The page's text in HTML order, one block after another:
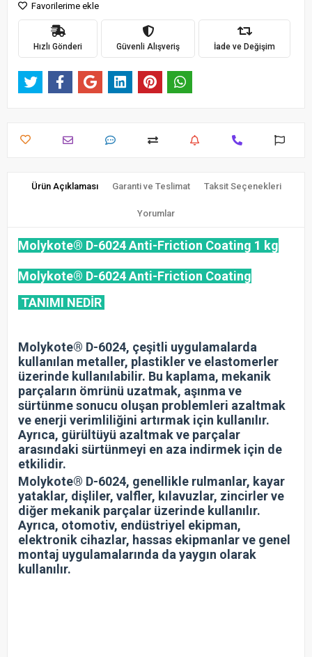
Favorilerime ekle
Hızlı Gönderi Güvenli Alışveriş İade ve Değişim
Ürün Açıklaması Garanti ve Teslimat Taksit Seçenekleri
Yorumlar
Molykote® D-6024 Anti-Friction Coating 1 kg
Molykote® D-6024 Anti-Friction Coating
TANIMI NEDİR
Molykote® D-6024, çeşitli uygulamalarda
kullanılan metaller, plastikler ve elastomerler
üzerinde kullanılabilir. Bu kaplama, mekanik
parçaların ömrünü uzatmak, aşınma ve
sürtünme sonucu oluşan problemleri azaltmak
ve enerji verimliliğini artırmak için kullanılır.
Ayrıca, gürültüyü azaltmak ve parçalar
arasındaki sürtünmeyi en aza indirmek için de
etkilidir.
Molykote® D-6024, genellikle rulmanlar, kayar
yataklar, dişliler, valfler, kılavuzlar, zincirler ve
diğer mekanik parçalar üzerinde kullanılır.
Ayrıca, otomotiv, endüstriyel ekipman,
elektronik cihazlar, hassas ekipmanlar ve genel
montaj uygulamalarında da yaygın olarak
kullanılır.